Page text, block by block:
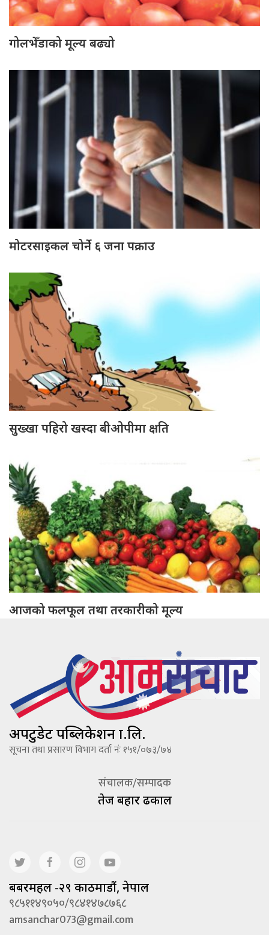
गोलभेँडाको मूल्य बढ्यो
मोटरसाइकल चोर्ने ६ जना पक्राउ
सुख्खा पहिरो खस्दा बीओपीमा क्षति
आजको फलफूल तथा तरकारीको मूल्य
अपटुडेट पब्लिकेशन प्रा.लि.
सूचना तथा प्रसारण विभाग दर्ता नंः १५१/०७३/७४
संचालक/सम्पादक
तेज बहादूर ढकाल
बबरमहल -२९ काठमाडौं, नेपाल
९८५११४९०५०/९८४१४७८७६८
amsanchar073@gmail.com